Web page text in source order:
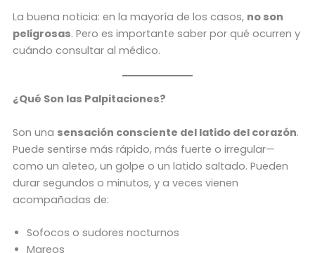
La buena noticia: en la mayoría de los casos, no son
peligrosas. Pero es importante saber por qué ocurren y
cuándo consultar al médico.
¿Qué Son las Palpitaciones?
Son una sensación consciente del latido del corazón.
Puede sentirse más rápido, más fuerte o irregular—
como un aleteo, un golpe o un latido saltado. Pueden
durar segundos o minutos, y a veces vienen
acompañadas de:
Sofocos o sudores nocturnos
Mareos